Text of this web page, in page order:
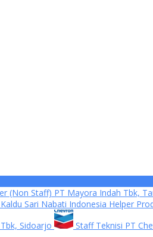
(Non Staff) PT Mayora Indah Tbk,
Helper
Sidoarjo Staff Teknisi PT